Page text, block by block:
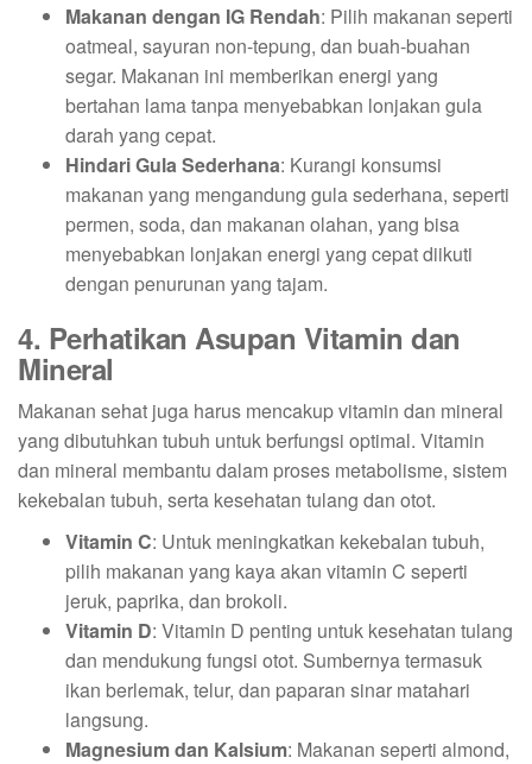
Makanan dengan IG Rendah: Pilih makanan seperti
oatmeal, sayuran non-tepung, dan buah-buahan
segar. Makanan ini memberikan energi yang
bertahan lama tanpa menyebabkan lonjakan gula
darah yang cepat.
Hindari Gula Sederhana: Kurangi konsumsi
makanan yang mengandung gula sederhana, seperti
permen, soda, dan makanan olahan, yang bisa
menyebabkan lonjakan energi yang cepat diikuti
dengan penurunan yang tajam.
4. Perhatikan Asupan Vitamin dan
Mineral
Makanan sehat juga harus mencakup vitamin dan mineral
yang dibutuhkan tubuh untuk berfungsi optimal. Vitamin
dan mineral membantu dalam proses metabolisme, sistem
kekebalan tubuh, serta kesehatan tulang dan otot.
Vitamin C: Untuk meningkatkan kekebalan tubuh,
pilih makanan yang kaya akan vitamin C seperti
jeruk, paprika, dan brokoli.
Vitamin D: Vitamin D penting untuk kesehatan tulang
dan mendukung fungsi otot. Sumbernya termasuk
ikan berlemak, telur, dan paparan sinar matahari
langsung.
Magnesium dan Kalsium: Makanan seperti almond,